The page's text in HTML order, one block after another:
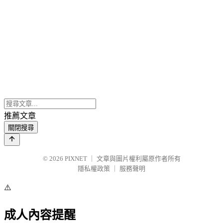
推薦文章
關閉搜尋
© 2026 PIXNET
文章與圖片權利屬原作者所有
隱私權政策
服務聲明
⚠️
成人內容提醒